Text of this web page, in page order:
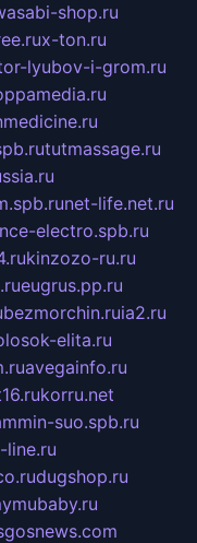
shop.ru
x-ton.ru
lyubov-i-grom.ru
tutmassage.ru
net-life.net.ru
electro.spb.ru
kinzozo-ru.ru
eugrus.pp.ru
bezmorchin.ruia2.ru
elita.ru
avegainfo.ru
korru.net
suo.spb.ru
line.ru
dugshop.ru